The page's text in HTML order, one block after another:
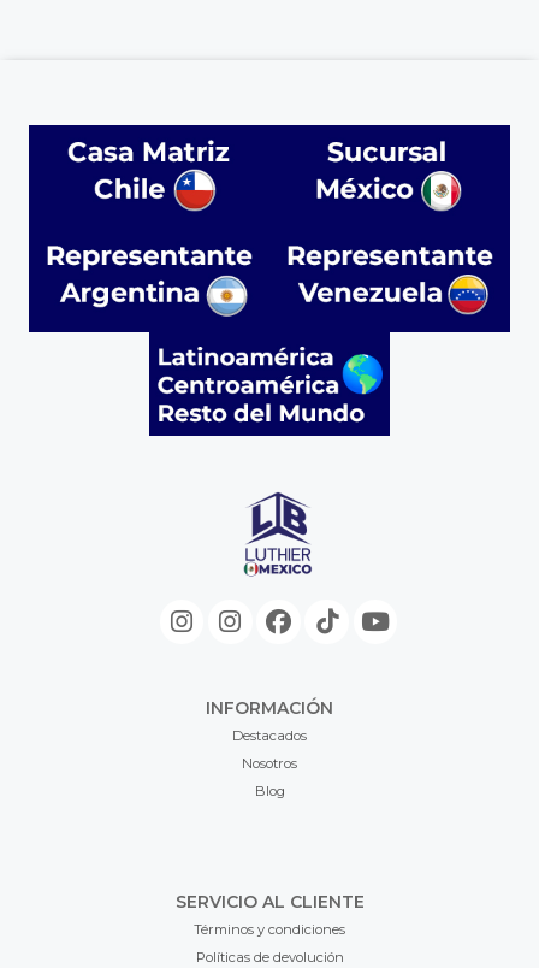
INFORMACIÓN
Destacados
Nosotros
Blog
SERVICIO AL CLIENTE
Términos y condiciones
Políticas de devolución